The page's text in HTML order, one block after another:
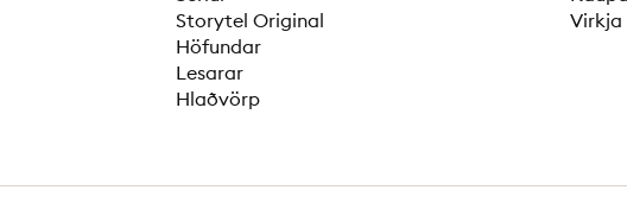
Storytel Original
Höfundar
Lesarar
Hlaðvörp